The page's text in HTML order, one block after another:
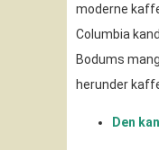
moderne
Columbia
Bodums
herunder
Den